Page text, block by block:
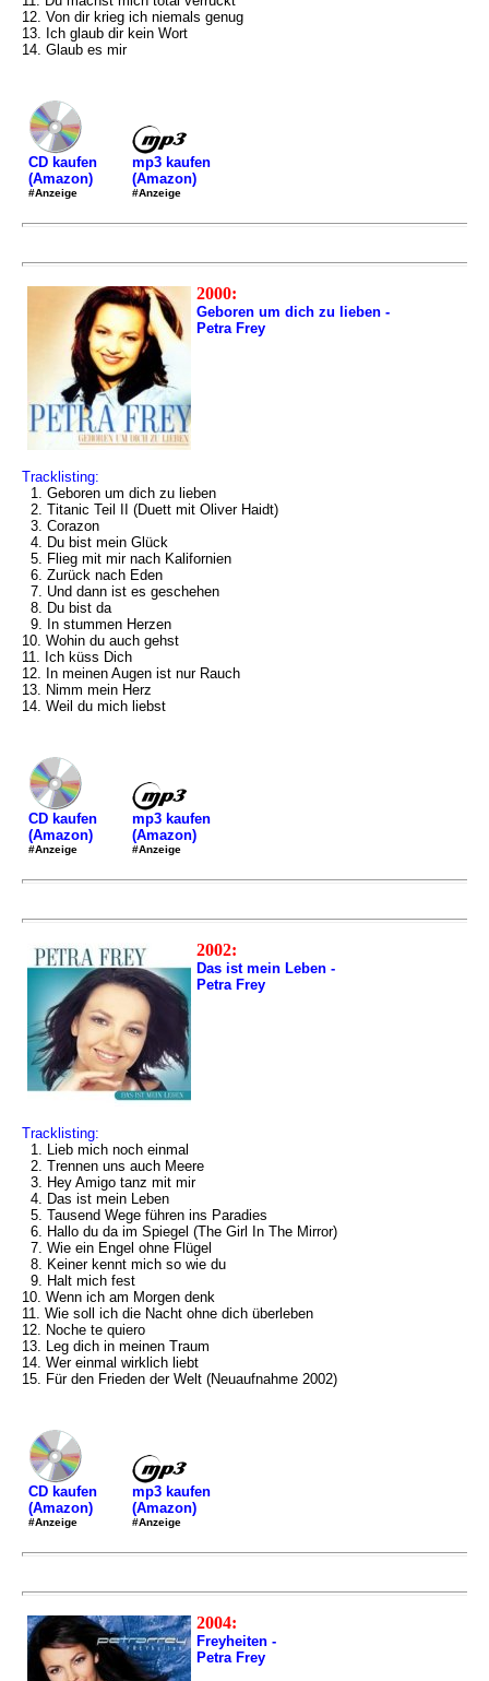
12. Von dir krieg ich niemals genug
13. Ich glaub dir kein Wort
14. Glaub es mir
CD kaufen
(Amazon)
#Anzeige
mp3 kaufen
(Amazon)
#Anzeige
2000:
Geboren um dich zu lieben -
Petra Frey
Tracklisting:
1. Geboren um dich zu lieben
2. Titanic Teil II (Duett mit Oliver Haidt)
3. Corazon
4. Du bist mein Glück
5. Flieg mit mir nach Kalifornien
6. Zurück nach Eden
7. Und dann ist es geschehen
8. Du bist da
9. In stummen Herzen
10. Wohin du auch gehst
11. Ich küss Dich
12. In meinen Augen ist nur Rauch
13. Nimm mein Herz
14. Weil du mich liebst
CD kaufen
(Amazon)
#Anzeige
mp3 kaufen
(Amazon)
#Anzeige
2002:
Das ist mein Leben -
Petra Frey
Tracklisting:
1. Lieb mich noch einmal
2. Trennen uns auch Meere
3. Hey Amigo tanz mit mir
4. Das ist mein Leben
5. Tausend Wege führen ins Paradies
6. Hallo du da im Spiegel (The Girl In The Mirror)
7. Wie ein Engel ohne Flügel
8. Keiner kennt mich so wie du
9. Halt mich fest
10. Wenn ich am Morgen denk
11. Wie soll ich die Nacht ohne dich überleben
12. Noche te quiero
13. Leg dich in meinen Traum
14. Wer einmal wirklich liebt
15. Für den Frieden der Welt (Neuaufnahme 2002)
CD kaufen
(Amazon)
#Anzeige
mp3 kaufen
(Amazon)
#Anzeige
2004:
Freyheiten -
Petra Frey